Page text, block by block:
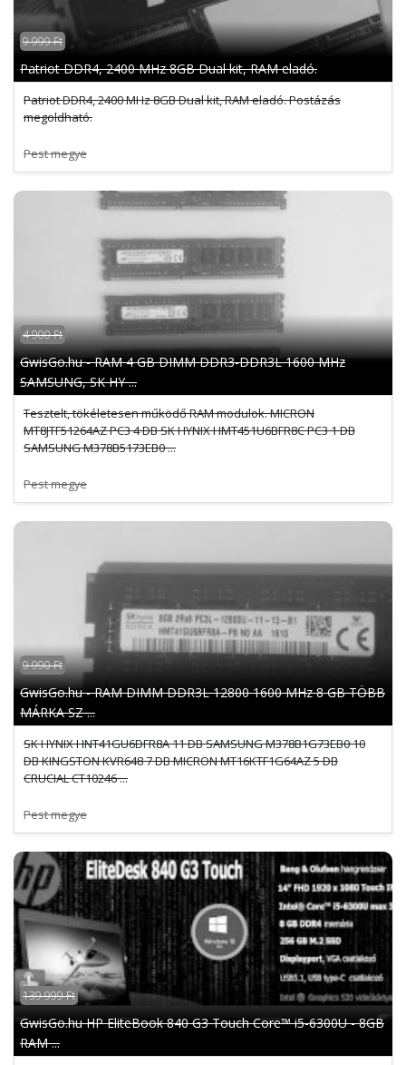
9 999 Ft
Patriot DDR4, 2400 MHz 8GB Dual kit, RAM eladó.
Patriot DDR4, 2400 MHz 8GB Dual kit, RAM eladó. Postázás
megoldható.
Pest megye
4 900 Ft
GwisGo.hu - RAM 4 GB DIMM DDR3-DDR3L 1600 MHz
SAMSUNG, SK HY ...
Tesztelt, tökéletesen működő RAM modulok. MICRON
MT8JTF51264AZ PC3 4 DB SK HYNIX HMT451U6BFR8C PC3 1 DB
SAMSUNG M378B5173EB0 ...
Pest megye
9 990 Ft
GwisGo.hu - RAM DIMM DDR3L 12800 1600 MHz 8 GB TÖBB
MÁRKA SZ ...
SK HYNIX HNT41GU6DFR8A 11 DB SAMSUNG M378B1G73EB0 10
DB KINGSTON KVR648 7 DB MICRON MT16KTF1G64AZ 5 DB
CRUCIAL CT10246 ...
Pest megye
139 999 Ft
GwisGo.hu HP EliteBook 840 G3 Touch Core™ i5-6300U - 8GB
RAM ...